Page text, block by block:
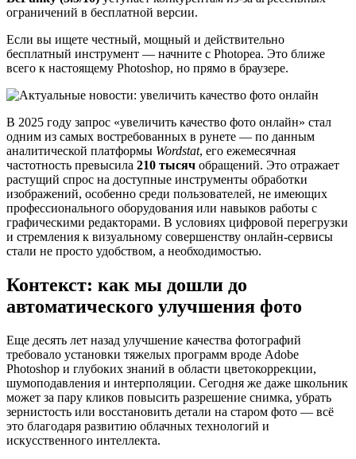
ограничений в бесплатной версии.
Если вы ищете честный, мощный и действительно
бесплатный инструмент — начните с Photopea. Это ближе
всего к настоящему Photoshop, но прямо в браузере.
В 2025 году запрос «увеличить качество фото онлайн» стал
одним из самых востребованных в рунете — по данным
аналитической платформы Wordstat, его ежемесячная
частотность превысила 210 тысяч обращений. Это отражает
растущий спрос на доступные инструменты обработки
изображений, особенно среди пользователей, не имеющих
профессионального оборудования или навыков работы с
графическими редакторами. В условиях цифровой перегрузки
и стремления к визуальному совершенству онлайн-сервисы
стали не просто удобством, а необходимостью.
Контекст: как мы дошли до
автоматического улучшения фото
Еще десять лет назад улучшение качества фотографий
требовало установки тяжелых программ вроде Adobe
Photoshop и глубоких знаний в области цветокоррекции,
шумоподавления и интерполяции. Сегодня же даже школьник
может за пару кликов повысить разрешение снимка, убрать
зернистость или восстановить детали на старом фото — всё
это благодаря развитию облачных технологий и
искусственного интеллекта.